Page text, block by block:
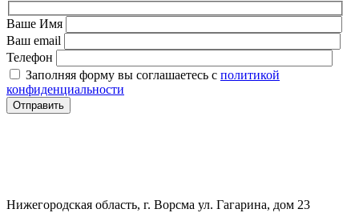
Ваше Имя
Ваш email
Телефон
Заполняя форму вы соглашаетесь с политикой
конфиденциальности
Нижегородская область, г. Ворсма ул. Гагарина, дом 23